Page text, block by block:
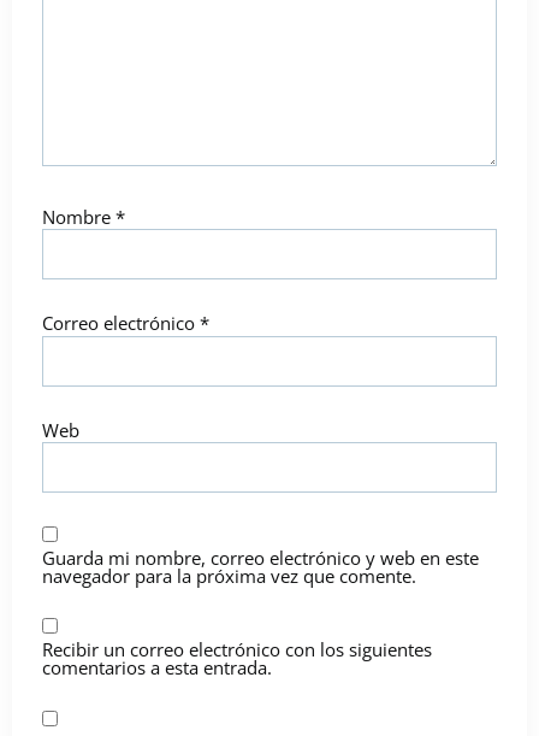
Nombre *
Correo electrónico *
Web
Guarda mi nombre, correo electrónico y web en este
navegador para la próxima vez que comente.
Recibir un correo electrónico con los siguientes
comentarios a esta entrada.